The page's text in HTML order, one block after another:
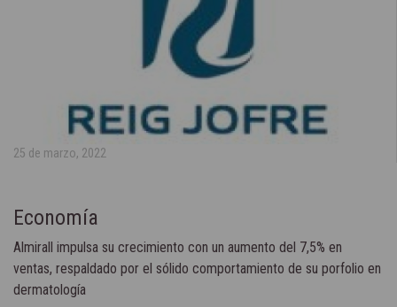
25 de marzo, 2022
Economía
Almirall impulsa su crecimiento con un aumento del 7,5% en
ventas, respaldado por el sólido comportamiento de su porfolio en
dermatología